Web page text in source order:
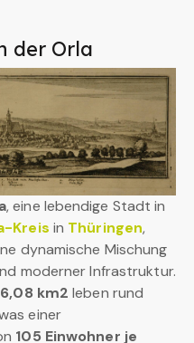
der Orla
, eine lebendige Stadt in
Kreis in Thüringen,
dynamische Mischung
moderner Infrastruktur.
km2 leben rund
einer
105 Einwohner je